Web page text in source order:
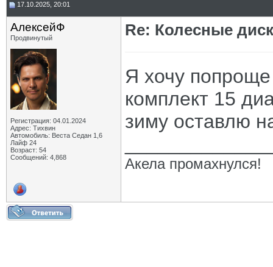
17.10.2025, 20:01
АлексейФ
Продвинутый
Регистрация: 04.01.2024
Адрес: Тихвин
Автомобиль: Веста Седан 1,6
Лайф 24
Возраст: 54
Сообщений: 4,868
Re: Колесные
Я хочу попроще
комплект 15
зиму оставлю
Акела промахнулся!